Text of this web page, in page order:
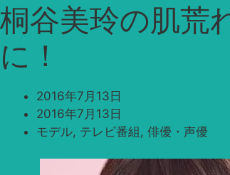
桐谷美玲の肌荒
に！
2016年7月13日
2016年7月13日
モデル, テレビ番組 , 俳優・声優